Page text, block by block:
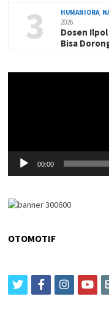
3 HUMANIORA,
2026
Dosen Ilpol
Bisa
00:00
OTOMOTIF
twitterfacebook